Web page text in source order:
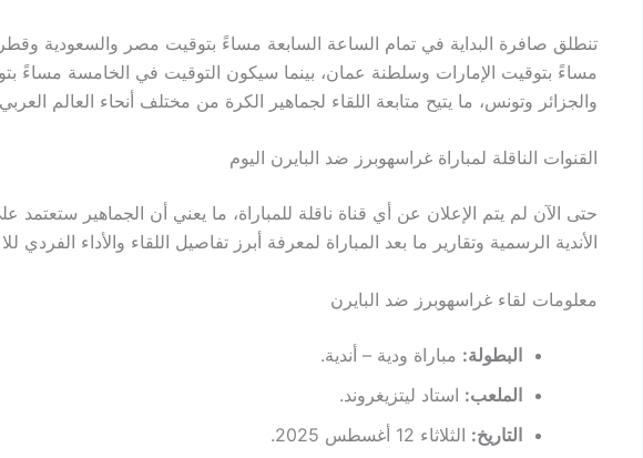
تنطلق صافرة البداية في تمام الساعة السابعة مساءً بتوقيت مصر والسعودية
مساءً بتوقيت الإمارات وسلطنة عمان، بينما سيكون التوقيت في الخامسة مساءً
والجزائر وتونس، ما يتيح متابعة اللقاء لجماهير الكرة من مختلف أنحاء العالم
القنوات الناقلة لمباراة غراسهوبرز ضد البايرن اليوم
حتى الآن لم يتم الإعلان عن أي قناة ناقلة للمباراة، ما يعني أن الجماهير ستعتمد
الأندية الرسمية وتقارير ما بعد المباراة لمعرفة أبرز تفاصيل اللقاء والأداء الفردي
معلومات لقاء غراسهوبرز ضد البايرن
البطولة: مباراة ودية – أندية.
الملعب: استاد ليتزيغروند.
التاريخ: الثلاثاء 12 أغسطس 2025.